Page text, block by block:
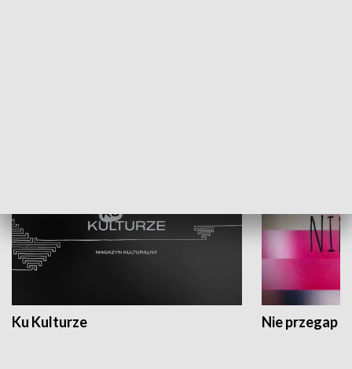
Ku Kulturze Nie przegap